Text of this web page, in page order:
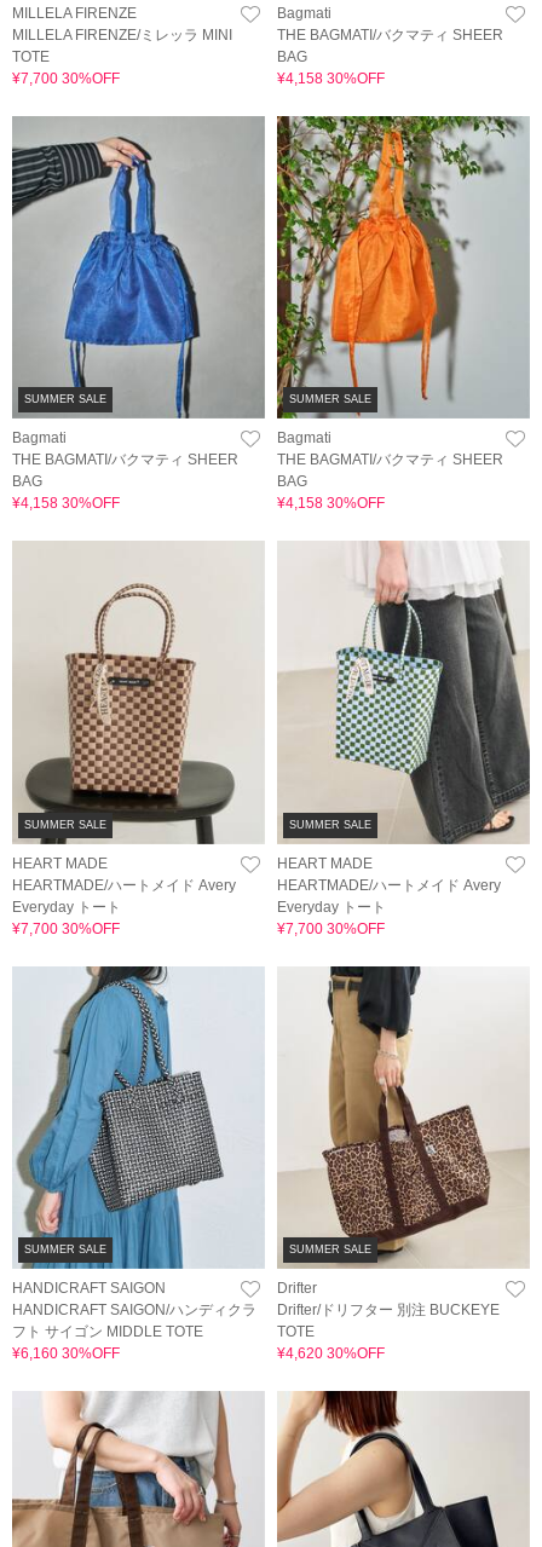
MILLELA FIRENZE
MILLELA FIRENZE/ミレッラ MINI
TOTE
¥7,700 30%OFF
Bagmati
THE BAGMATI/バクマティ SHEER
BAG
¥4,158 30%OFF
SUMMER SALE
Bagmati
THE BAGMATI/バクマティ SHEER
BAG
¥4,158 30%OFF
SUMMER SALE
Bagmati
THE BAGMATI/バクマティ SHEER
BAG
¥4,158 30%OFF
SUMMER SALE
HEART MADE
HEARTMADE/ハートメイド Avery
Everyday トート
¥7,700 30%OFF
SUMMER SALE
HEART MADE
HEARTMADE/ハートメイド Avery
Everyday トート
¥7,700 30%OFF
SUMMER SALE
HANDICRAFT SAIGON
HANDICRAFT SAIGON/ハンディクラ
フト サイゴン MIDDLE TOTE
¥6,160 30%OFF
SUMMER SALE
Drifter
Drifter/ドリフター 別注 BUCKEYE
TOTE
¥4,620 30%OFF